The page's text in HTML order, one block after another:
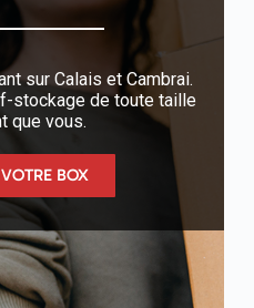
sur Calais et Cambrai.
stockage de toute taille
que vous.
BOX